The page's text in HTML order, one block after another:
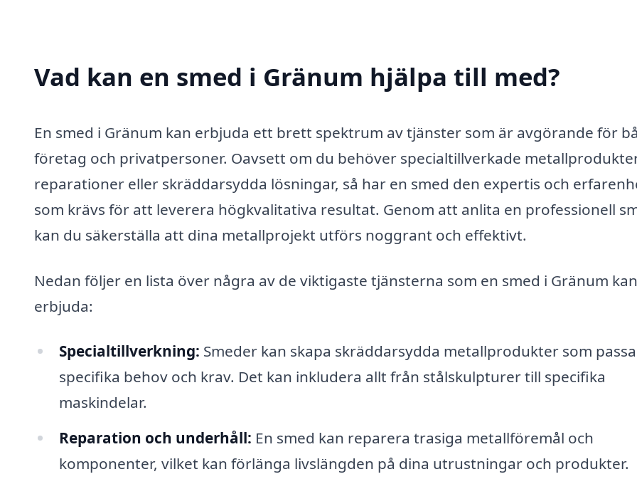
Vad kan en smed i Gränum hjälpa till med?
En smed i Gränum kan erbjuda ett brett spektrum av tjänster som är avgörande för
företag och privatpersoner. Oavsett om du behöver specialtillverkade
reparationer eller skräddarsydda lösningar, så har en smed den expertis och
som krävs för att leverera högkvalitativa resultat. Genom att anlita en professionell
kan du säkerställa att dina metallprojekt utförs noggrant och effektivt.
Nedan följer en lista över några av de viktigaste tjänsterna som en smed i Gränum kan
erbjuda:
Specialtillverkning: Smeder kan skapa skräddarsydda metallprodukter som
specifika behov och krav. Det kan inkludera allt från stålskulpturer till specifika
maskindelar.
Reparation och underhåll: En smed kan reparera trasiga metallföremål och
komponenter, vilket kan förlänga livslängden på dina utrustningar och produkter.